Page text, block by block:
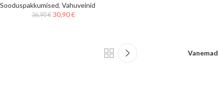
Sooduspakkumised, Vahuveinid
36,90€ 30,90€
Vanemad